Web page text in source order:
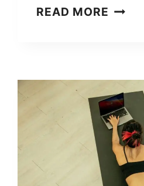
READ MORE भारत
चुनौतियाँ:
एक
गंभीर
विश्लेषण